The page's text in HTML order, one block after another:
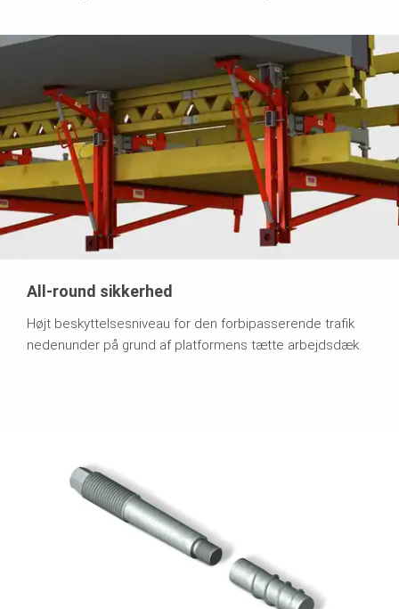
All-round sikkerhed
Højt beskyttelsesniveau for den forbipasserende trafik
nedenunder på grund af platformens tætte arbejdsdæk.